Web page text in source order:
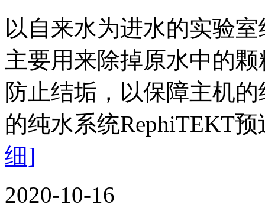
以自来水为进水的实验
主要用来除掉原水中的
防止结垢，以保障主机
的纯水系统RephiTEKT
细]
2020-10-16